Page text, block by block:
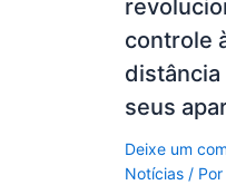
controle
distância
seus
Deixe um
Notícias / Por